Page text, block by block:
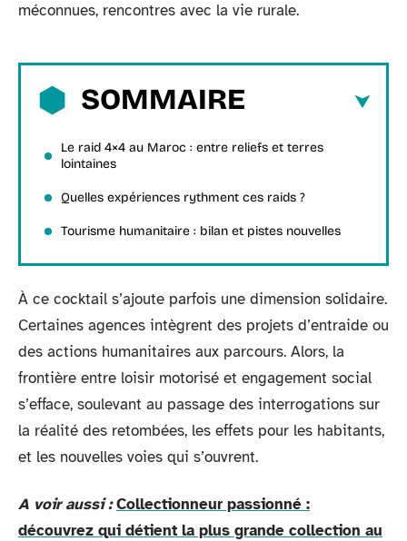
méconnues, rencontres avec la vie rurale.
SOMMAIRE
Le raid 4×4 au Maroc : entre reliefs et terres
lointaines
Quelles expériences rythment ces raids ?
Tourisme humanitaire : bilan et pistes nouvelles
À ce cocktail s’ajoute parfois une dimension solidaire.
Certaines agences intègrent des projets d’entraide ou
des actions humanitaires aux parcours. Alors, la
frontière entre loisir motorisé et engagement social
s’efface, soulevant au passage des interrogations sur
la réalité des retombées, les effets pour les habitants,
et les nouvelles voies qui s’ouvrent.
A voir aussi : Collectionneur passionné :
découvrez qui détient la plus grande collection au